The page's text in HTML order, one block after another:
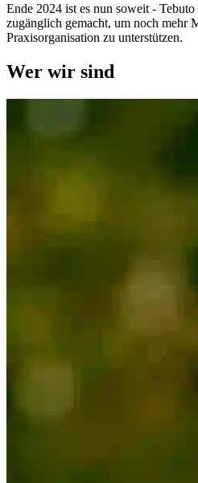
Ende 2024 ist es nun soweit -
zugänglich gemacht, um noch mehr
Praxisorganisation zu unterstützen.
Wer wir sind